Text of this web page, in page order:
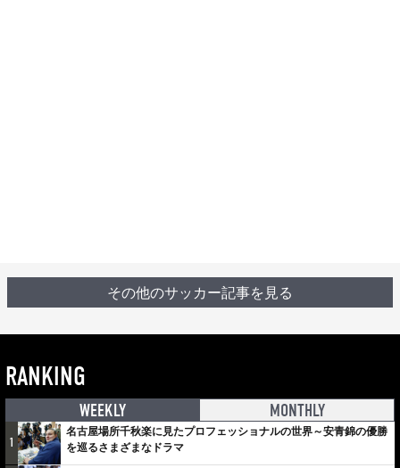
その他のサッカー記事を見る
RANKING
WEEKLY MONTHLY
1
名古屋場所千秋楽に見たプロフェッショナルの世界～安青錦の優勝
を巡るさまざまなドラマ